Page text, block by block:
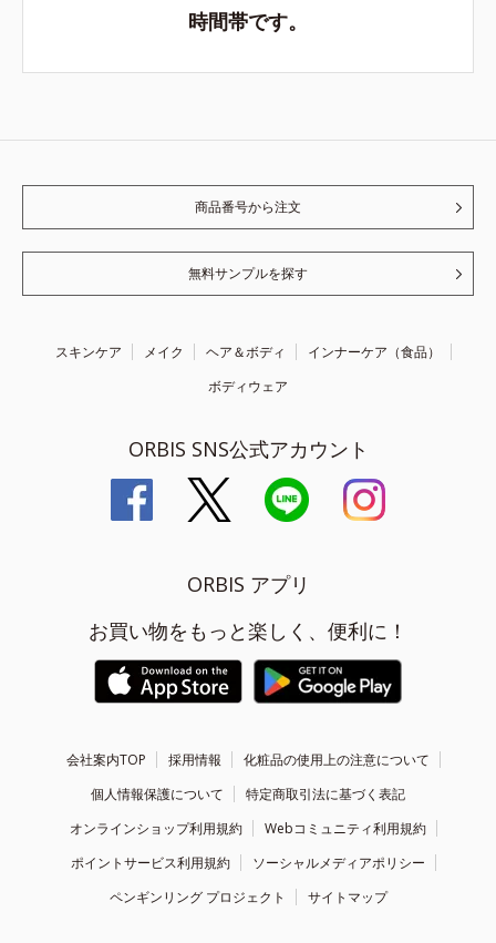
時間帯です。
商品番号から注文
無料サンプルを探す
スキンケア メイク ヘア＆ボディ
インナーケア（食品）
ボディウェア
ORBIS SNS公式アカウント
ORBIS アプリ
お買い物をもっと楽しく、便利に！
会社案内TOP 採用情報
化粧品の使用上の注意について
個人情報保護について
特定商取引法に基づく表記
オンラインショップ利用規約
Webコミュニティ利用規約
ポイントサービス利用規約
ソーシャルメディアポリシー
ペンギンリング プロジェクト
サイトマップ